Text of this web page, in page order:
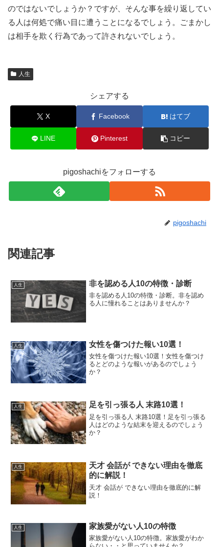
のではないでしょうか？ですが、そんな事を繰り返してい
る人は何処で痛い目に遭うことになるでしょう。ごまかし
は相手を欺く行為であって許されないでしょう。
人生
シェアする
X Facebook はてブ
LINE Pinterest コピー
pigoshachiをフォローする
pigoshachi
関連記事
人生 非を認める人10の特徴・診断
非を認める人10の特徴・診断。非を認め
る人に憧れることはありませんか？
人生 女性を傷つけた報い10選！
女性を傷つけた報い10選！女性を傷つけ
るとどのような報いがあるのでしょう
か？
人生 足を引っ張る人 末路10選！
足を引っ張る人 末路10選！足を引っ張る
人はどのような結末を迎えるのでしょう
か？
人生
天才 会話が できない理由を徹底
的に解説！
天才 会話が できない理由を徹底的に解
説！
人生 家族愛がない人10の特徴
家族愛がない人10の特徴。家族愛がわか